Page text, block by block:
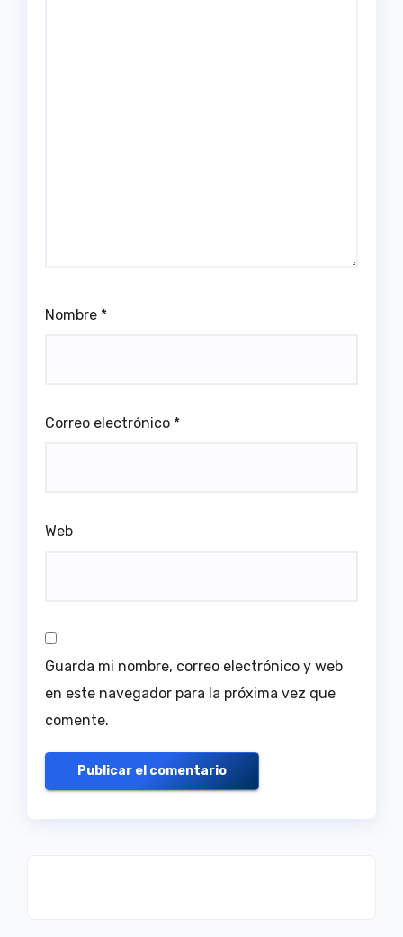
Nombre *
Correo electrónico *
Web
Guarda mi nombre, correo electrónico y web
en este navegador para la próxima vez que
comente.